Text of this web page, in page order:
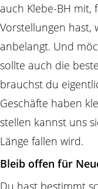
auch Klebe-BH mit,
Vorstellungen hast,
anbelangt. Und
sollte auch die
brauchst du
Geschäfte haben
stellen kannst uns
Länge fallen wird.
Bleib offen für
Du hast bestimmt